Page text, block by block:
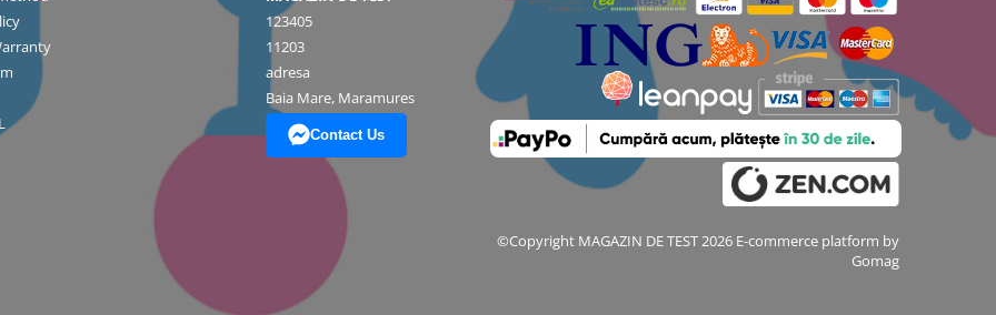
123405
11203
adresa
Baia Mare, Maramures
Contact Us
©Copyright MAGAZIN DE TEST 2026 E-commerce platform by
Gomag